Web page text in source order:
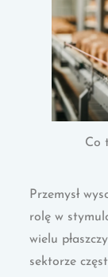
Co
Przemysł
rolę w
wielu
sektorze